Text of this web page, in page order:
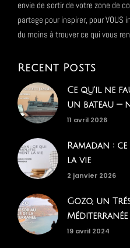
envie de sortir de votre zone de
partage pour inspirer, pour VOUS
du moins à trouver ce qui vous
Recent Posts
Ce qu'il ne
un bateau —
11 avril 2026
Ramadan :
la vie
2 janvier 2026
Gozo, un
Méditerranée
19 avril 2024